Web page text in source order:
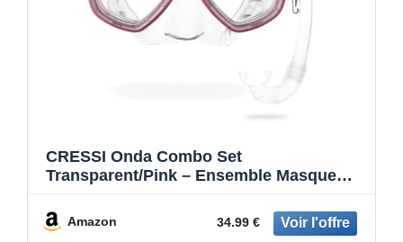
CRESSI Onda Combo Set
Transparent/Pink – Ensemble Masque
Le Snorkeling, Transparent/Rose, Taille
Unique, Unisex
Amazon 34.99 €